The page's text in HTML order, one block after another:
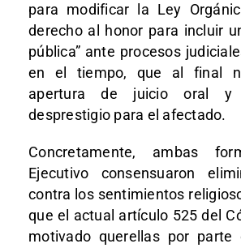
para modificar la Ley
derecho al honor para incluir
pública” ante procesos
en el tiempo, que al final
apertura de juicio oral y
desprestigio para el afectado.
Concretamente, ambas
Ejecutivo consensuaron
contra los sentimientos
que el actual artículo 525 del
motivado querellas por parte